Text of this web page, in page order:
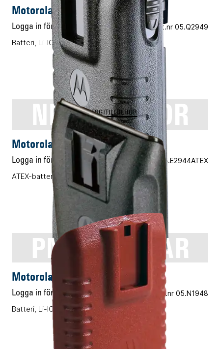
Motorola HKNN4013ASP01
Logga in för pris Vårt art.nr 05.Q2949
Batteri, Li-ION, 1800mAh
NNTN5510DR
ENERGITILLBEHÖR
Motorola NNTN5510DR
Logga in för pris Vårt art.nr 05.E2944ATEX
ATEX-batteri, Li-ION, 1480mAh
PMNN4258AR
ENERGITILLBEHÖR
Motorola PMNN4258AR
Logga in för pris Vårt art.nr 05.N1948
Batteri, Li-ION, 2900mAh